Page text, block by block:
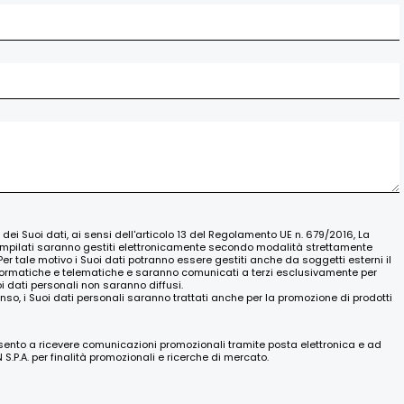
Suoi dati, ai sensi dell'articolo 13 del Regolamento UE n. 679/2016, La
saranno gestiti elettronicamente secondo modalità strettamente
tale motivo i Suoi dati potranno essere gestiti anche da soggetti esterni il
e telematiche e saranno comunicati a terzi esclusivamente per
dati personali non saranno diffusi.
i Suoi dati personali saranno trattati anche per la promozione di prodotti
a ricevere comunicazioni promozionali tramite posta elettronica e ad
per finalità promozionali e ricerche di mercato.